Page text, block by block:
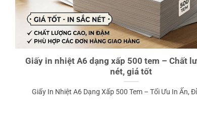
Giấy in nhiệt A6 dạng xấp 500 tem – Chất
nét, giá tốt
Giấy In Nhiệt A6 Dạng Xấp 500 Tem – Tối Ưu In Ấn,